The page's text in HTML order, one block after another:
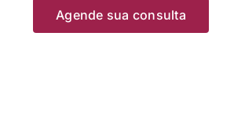
Agende sua consulta